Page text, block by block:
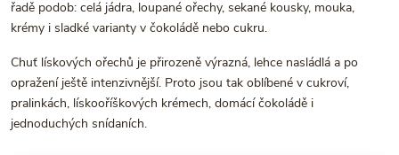
řadě podob: celá jádra, loupané ořechy, sekané kousky, mouka,
krémy i sladké varianty v čokoládě nebo cukru.
Chuť lískových ořechů je přirozeně výrazná, lehce nasládlá a po
opražení ještě intenzivnější. Proto jsou tak oblíbené v cukroví,
pralinkách, lískooříškových krémech, domácí čokoládě i
jednoduchých snídaních.